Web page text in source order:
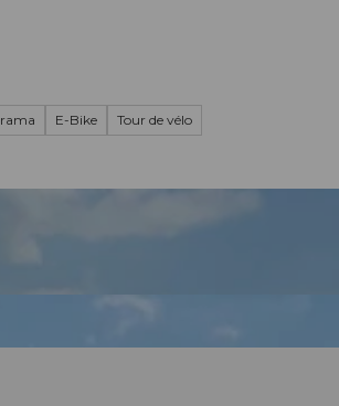
E-Bike Tour de vélo